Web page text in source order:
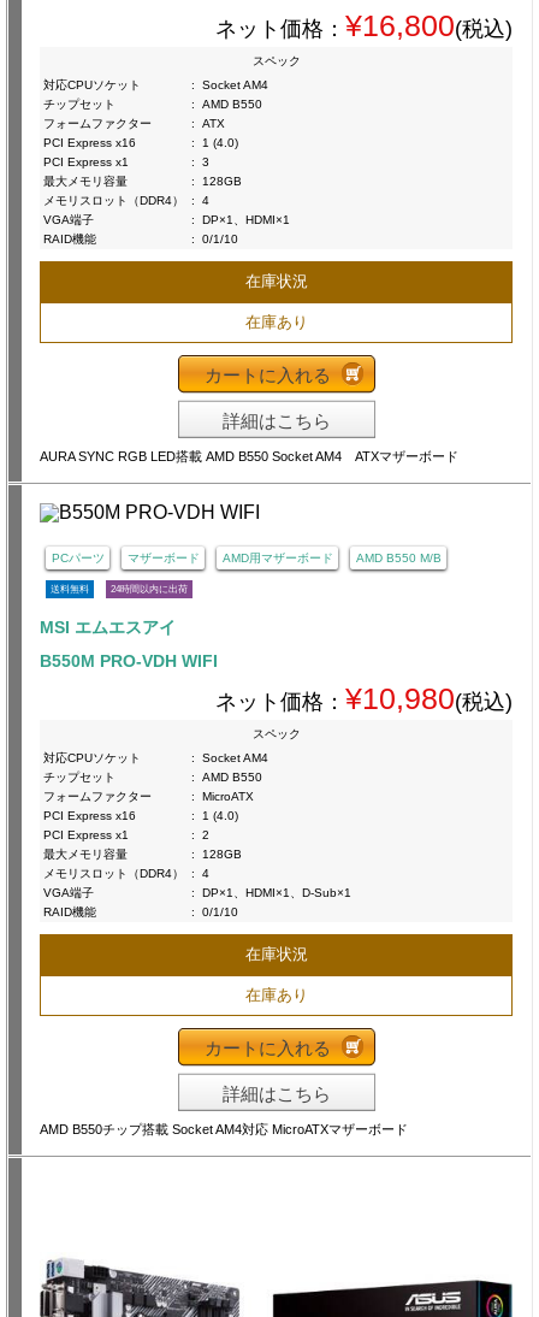
ネット価格： ¥16,800(税込)
スペック
対応CPUソケット
:
Socket AM4
チップセット
:
AMD B550
フォームファクター
:
ATX
PCI Express x16
:
1 (4.0)
PCI Express x1
:
3
最大メモリ容量
:
128GB
メモリスロット（DDR4）
:
4
VGA端子
:
DP×1、HDMI×1
RAID機能
: 0/1/10
在庫状況
在庫あり
カートに入れる
詳細はこちら
AURA SYNC RGB LED搭載 AMD B550 Socket AM4 ATXマザーボード
PCパーツ マザーボード AMD用マザーボード AMD B550 M/B
送料無料 24時間以内に出荷
MSI エムエスアイ
B550M PRO-VDH WIFI
ネット価格： ¥10,980(税込)
スペック
対応CPUソケット
:
Socket AM4
チップセット
:
AMD B550
フォームファクター
:
MicroATX
PCI Express x16
:
1 (4.0)
PCI Express x1
:
2
最大メモリ容量
:
128GB
メモリスロット（DDR4）
:
4
VGA端子
:
DP×1、HDMI×1、D-Sub×1
RAID機能
: 0/1/10
在庫状況
在庫あり
カートに入れる
詳細はこちら
AMD B550チップ搭載 Socket AM4対応 MicroATXマザーボード